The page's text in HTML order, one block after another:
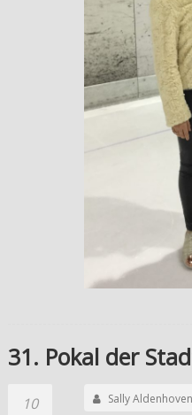
31. Pokal der
10 Sally Aldenhoven